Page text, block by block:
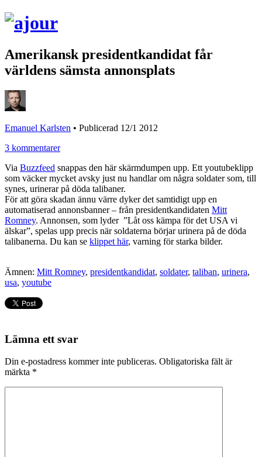
Amerikansk presidentkandidat får
världens sämsta annonsplats
Emanuel Karlsten • Publicerad 12/1 2012
3 kommentarer
Via Buzzfeed snappas den här skärmdumpen upp. Ett youtubeklipp
som väcker mycket avsky just nu handlar om några soldater som, till
synes, urinerar på döda talibaner.
För att göra skadan ännu värre dyker det samtidigt upp en
automatiserad annonsbanner – från presidentkandidaten Mitt
Romney. Annonsen, som lyder ”Låt oss kämpa för det USA vi
älskar”, spelas upp precis när soldaterna börjar urinera på de döda
talibanerna. Du kan se klippet här, varning för starka bilder.
Ämnen: Mitt Romney, presidentkandidat, soldater, taliban, urinera,
usa, youtube
Lämna ett svar
Din e-postadress kommer inte publiceras. Obligatoriska fält är
märkta *